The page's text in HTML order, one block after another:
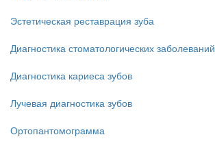
Эстетическая реставрация зуба
Диагностика стоматологических заболеваний
Диагностика кариеса зубов
Лучевая диагностика зубов
Ортопантомограмма